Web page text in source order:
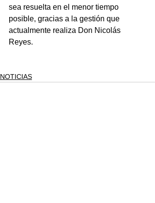
sea resuelta en el menor tiempo
posible, gracias a la gestión que
actualmente realiza Don Nicolás
Reyes.
NOTICIAS